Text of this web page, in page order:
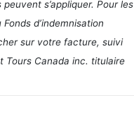
s’appliquer. Pour les
d’indemnisation
sur votre facture, suivi
Tours Canada inc. titulaire